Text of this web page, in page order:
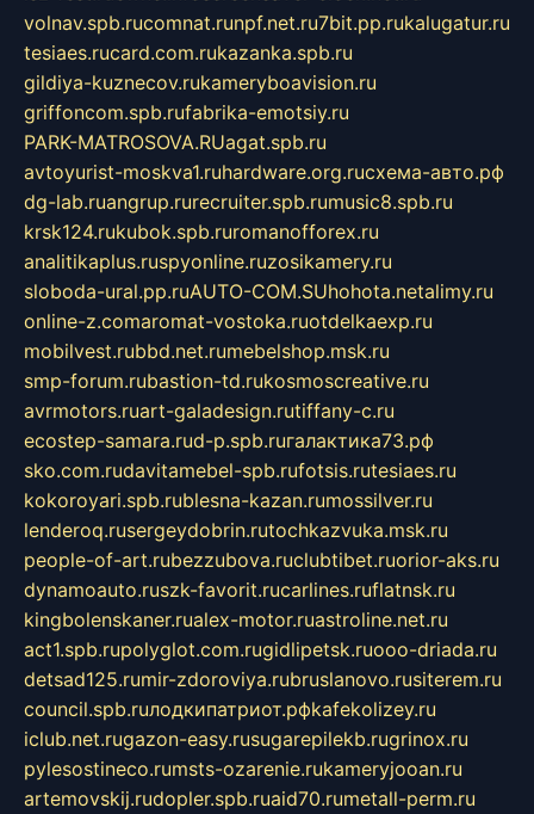
volnav.spb.rucomnat.runpf.net.ru7bit.pp.rukalugatur.ru
tesiaes.rucard.com.rukazanka.spb.ru
gildiya-kuznecov.rukameryboavision.ru
griffoncom.spb.rufabrika-emotsiy.ru
PARK-MATROSOVA.RUagat.spb.ru
avtoyurist-moskva1.ruhardware.org.ruсхема-авто.рф
dg-lab.ruangrup.rurecruiter.spb.rumusic8.spb.ru
krsk124.rukubok.spb.ruromanofforex.ru
analitikaplus.ruspyonline.ruzosikamery.ru
sloboda-ural.pp.ruAUTO-COM.SUhohota.netalimy.ru
online-z.comaromat-vostoka.ruotdelkaexp.ru
mobilvest.rubbd.net.rumebelshop.msk.ru
smp-forum.rubastion-td.rukosmoscreative.ru
avrmotors.ruart-galadesign.rutiffany-c.ru
ecostep-samara.rud-p.spb.ruгалактика73.рф
sko.com.rudavitamebel-spb.rufotsis.rutesiaes.ru
kokoroyari.spb.rublesna-kazan.rumossilver.ru
lenderoq.rusergeydobrin.rutochkazvuka.msk.ru
people-of-art.rubezzubova.ruclubtibet.ruorior-aks.ru
dynamoauto.ruszk-favorit.rucarlines.ruflatnsk.ru
kingbolenskaner.rualex-motor.ruastroline.net.ru
act1.spb.rupolyglot.com.rugidlipetsk.ruooo-driada.ru
detsad125.rumir-zdoroviya.rubruslanovo.rusiterem.ru
council.spb.ruлодкипатриот.рфkafekolizey.ru
iclub.net.rugazon-easy.rusugarepilekb.rugrinox.ru
pylesostineco.rumsts-ozarenie.rukameryjooan.ru
artemovskij.rudopler.spb.ruaid70.rumetall-perm.ru